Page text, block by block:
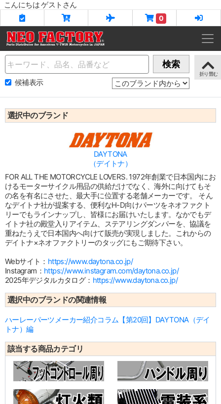
こんにちは ゲストさん
0
Name 検索
候補表示
選択中のブランド
DAYTONA
（デイトナ）
FOR ALL THE MOTORCYCLE LOVERS. 1972年創業で日本国内にお
けるモーターサイクル用品の供給だけでなく、海外に向けてもそ
の名を有名にさせた、最大手に位置する老舗メーカーです。 そん
なデイトナ社が提案する、便利なH-D向けパーツをネオファクト
リーでもラインナップし、皆様にお届けいたします。なかでもデ
イトナ社の殿堂入りアイテム、ステアリングダンパーを、協議を
重ねたうえで日本国内へ向けて販売が実現しました。これからの
デイトナ×ネオファクトリーのタッグにもご期待下さい。
Webサイト： https://www.daytona.co.jp/
Instagram： https://www.instagram.com/daytona.co.jp/
2025年デジタルカタログ： https://www.daytona.co.jp/
選択中のブランドの関連情報
ハーレーパーツメーカー紹介コラム【第20回】DAYTONA（デイ
トナ）編
該当する商品カテゴリ